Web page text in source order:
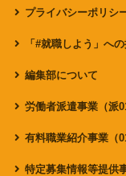
プライバシーポリシ
「#就職しよう」へ
編集部について
労働者派遣事業（派
有料職業紹介事業（
特定募集情報等提供